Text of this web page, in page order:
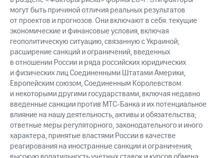
могут быть причиной отличия реальных результатов
от проектов и прогнозов. Они включают в себя: текущие
экономические и финансовые условия, включая
геополитическую ситуацию, связанную с Украиной;
расширение санкций и ограничений, введенных
в отношении России и ряда российских юридических
и физических лиц Соединенными Штатами Америки,
Европейским союзом, Соединенным Королевством
и некоторыми другими государствами, включая недавно
введенные санкции против МТС-Банка и их потенциальное
влияние на нашу деятельность, активы и обязательства;
ответные меры регуляторного, законодательного и иного
характера, принятые властями России в качестве
реагирования на иностранные санкции и ограничения;